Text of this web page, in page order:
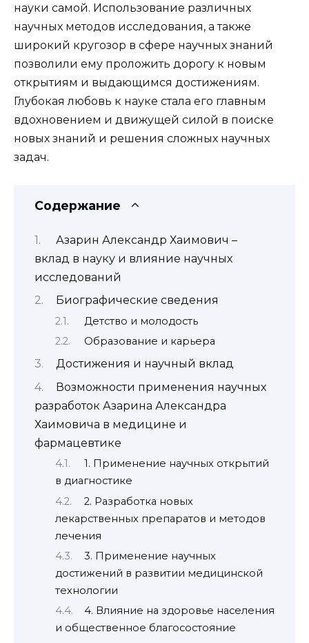
науки самой. Использование различных
научных методов исследования, а также
широкий кругозор в сфере научных знаний
позволили ему проложить дорогу к новым
открытиям и выдающимся достижениям.
Глубокая любовь к науке стала его главным
вдохновением и движущей силой в поиске
новых знаний и решения сложных научных
задач.
Содержание
Азарин Александр Хаимович –
вклад в науку и влияние научных
исследований
Биографические сведения
Детство и молодость
Образование и карьера
Достижения и научный вклад
Возможности применения научных
разработок Азарина Александра
Хаимовича в медицине и
фармацевтике
1. Применение научных открытий
в диагностике
2. Разработка новых
лекарственных препаратов и методов
лечения
3. Применение научных
достижений в развитии медицинской
технологии
4. Влияние на здоровье населения
и общественное благосостояние